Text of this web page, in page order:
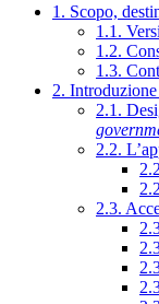
1. Scopo,
1.1.
1.2.
1.3.
2.
2.1.
2.2.
2.3.